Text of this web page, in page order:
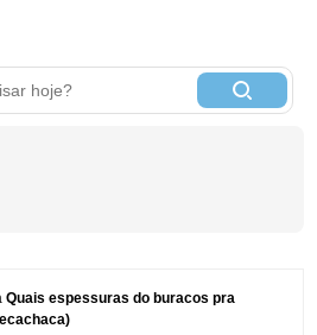
Quais espessuras do buracos pra